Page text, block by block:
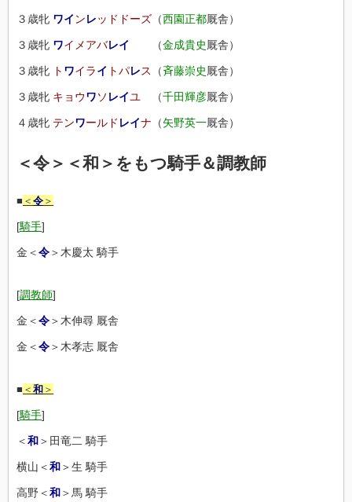
３歳牝 ワイ ンレッドドーズ （西園正都厩舎）
３歳牝 ワイメアバレイ （金成貴史 厩舎）
３歳牝 ト ワイライ トパレス （斉藤崇史 厩舎）
３歳牝 キョウワソ レイユ （千田輝彦厩舎）
４歳牝 テンワールド レイナ （矢野英一厩舎）
＜令＞＜和＞をもつ騎手＆調教師
■ ＜ 令 ＞
[騎手]
金＜令＞木慶太 騎手
[調教師]
金＜令＞木伸尋 厩舎
金＜令＞木孝志 厩舎
■ ＜ 和 ＞
[騎手]
＜和＞田竜二 騎手
横山＜和＞生 騎手
高野＜和＞馬 騎手